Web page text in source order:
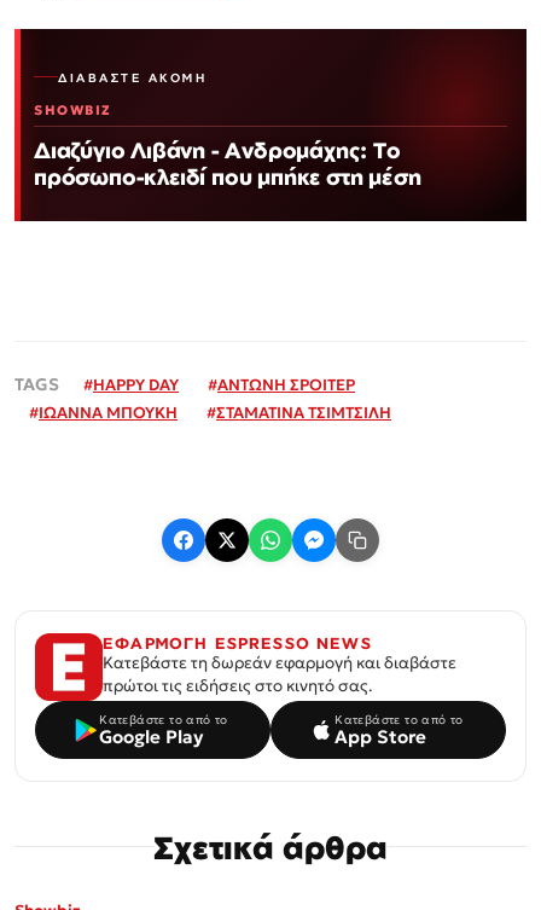
ΔΙΑΒΆΣΤΕ ΑΚΌΜΗ
SHOWBIZ
Διαζύγιο Λιβάνη - Ανδρομάχης: Το
πρόσωπο-κλειδί που μπήκε στη μέση
#HAPPY DAY #ΑΝΤΩΝΗ ΣΡΟΙΤΕΡ
#ΙΩΑΝΝΑ ΜΠΟΥΚΗ #ΣΤΑΜΑΤΙΝΑ ΤΣΙΜΤΣΙΛΗ
ΕΦΑΡΜΟΓΗ ESPRESSO NEWS
Κατεβάστε τη δωρεάν εφαρμογή και διαβάστε
πρώτοι τις ειδήσεις στο κινητό σας.
Κατεβάστε το από το
Google Play
Κατεβάστε το από το
App Store
Σχετικά άρθρα